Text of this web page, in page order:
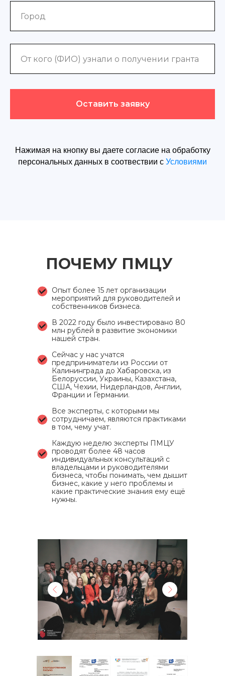
Оставить заявку
Нажимая на кнопку вы даете согласие на обработку
персональных данных в соотвествии с Условиями
Опыт более 15 лет организации
мероприятий для руководителей и
собственников бизнеса.
В 2022 году было инвестировано 80
млн рублей в развитие экономики
нашей стран.
Сейчас у нас учатся
предприниматели из России от
Калининграда до Хабаровска, из
Белоруссии, Украины, Казахстана,
США, Чехии, Нидерландов, Англии,
Франции и Германии.
Все эксперты, с которыми мы
сотрудничаем, являются практиками
в том, чему учат.
Каждую неделю эксперты ПМЦУ
проводят более 48 часов
индивидуальных консультаций с
владельцами и руководителями
бизнеса, чтобы понимать, чем дышит
бизнес, какие у него проблемы и
какие практические знания ему ещё
нужны.
ПОЧЕМУ ПМЦУ